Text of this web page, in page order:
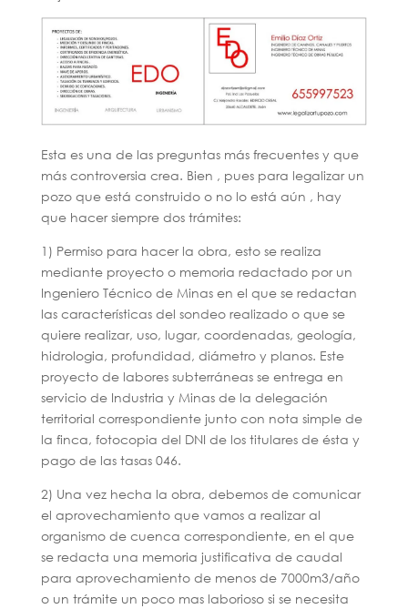
Esta es una de las preguntas más frecuentes y que
más controversia crea. Bien , pues para legalizar un
pozo que está construido o no lo está aún , hay
que hacer siempre dos trámites:
1) Permiso para hacer la obra, esto se realiza
mediante proyecto o memoria redactado por un
Ingeniero Técnico de Minas en el que se redactan
las características del sondeo realizado o que se
quiere realizar, uso, lugar, coordenadas, geología,
hidrologia, profundidad, diámetro y planos. Este
proyecto de labores subterráneas se entrega en
servicio de Industria y Minas de la delegación
territorial correspondiente junto con nota simple de
la finca, fotocopia del DNI de los titulares de ésta y
pago de las tasas 046.
2) Una vez hecha la obra, debemos de comunicar
el aprovechamiento que vamos a realizar al
organismo de cuenca correspondiente, en el que
se redacta una memoria justificativa de caudal
para aprovechamiento de menos de 7000m3/año
o un trámite un poco mas laborioso si se necesita